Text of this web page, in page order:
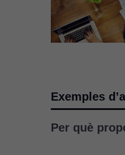
Exemples
Per què